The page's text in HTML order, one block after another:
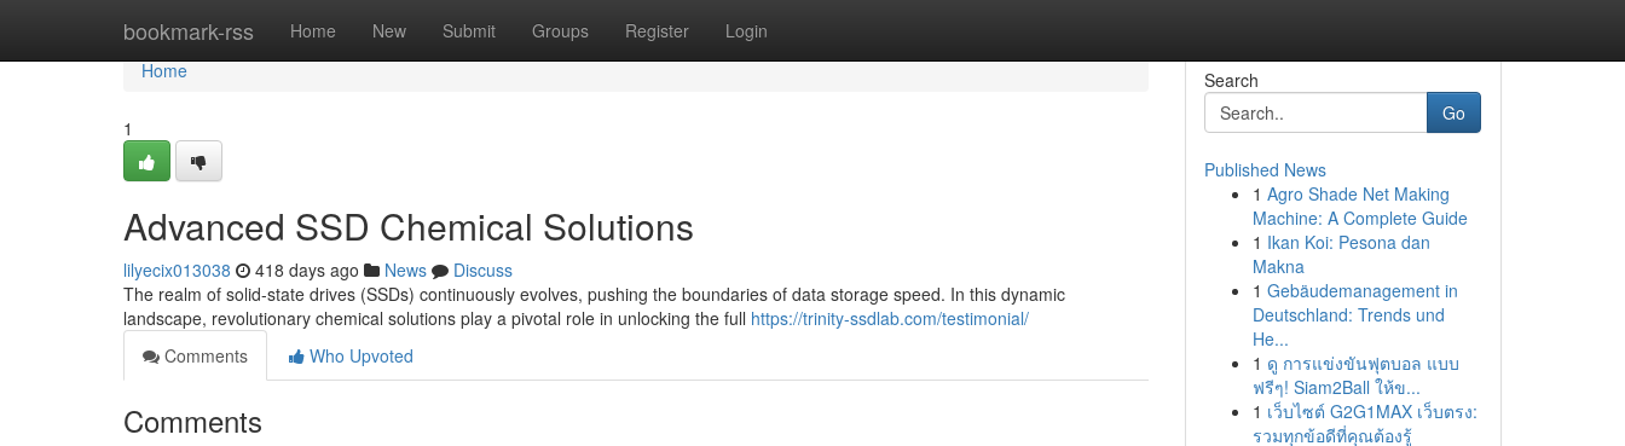
bookmark-rss Home New Submit Groups Register Login
Home
Home
1
Advanced SSD Chemical Solutions
lilyecix013038 418 days ago News
Discuss
The realm of solid-state drives (SSDs) continuously evolves, pushing the boundaries of data storage speed. In this dynamic
landscape, revolutionary chemical solutions play a pivotal role in unlocking the full https://trinity-ssdlab.com/testimonial/
Comments
Who Upvoted
Comments
Search
Go
Published News
1 Agro Shade Net Making
Machine: A Complete Guide
1 Ikan Koi: Pesona dan
Makna
1 Gebäudemanagement in
Deutschland: Trends und
He...
1 ดู การแข่งขันฟุตบอล แบบ
ฟรีๆ! Siam2Ball ให้ข...
1 เว็บไซต์ G2G1MAX เว็บตรง:
รวมทุกข้อดีที่คุณต้องรู้